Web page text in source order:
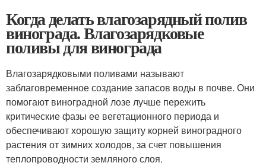
Когда делать влагозарядный полив
винограда. Влагозарядковые
поливы для винограда
Влагозарядковыми поливами называют
заблаговременное создание запасов воды в почве. Они
помогают виноградной лозе лучше пережить
критические фазы ее вегетационного периода и
обеспечивают хорошую защиту корней виноградного
растения от зимних холодов, за счет повышения
теплопроводности земляного слоя.